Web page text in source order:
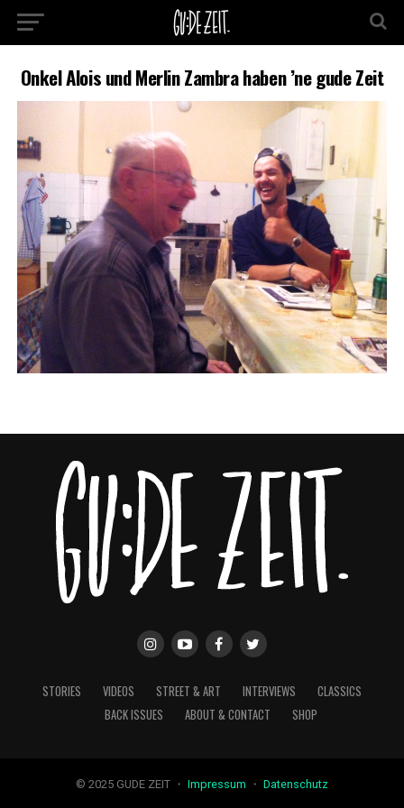
Onkel Alois und Merlin Zambra haben ’ne gude Zeit
STORIES VIDEOS STREET & ART INTERVIEWS
CLASSICS
BACK ISSUES
ABOUT & CONTACT SHOP
© 2025 GUDE ZEIT ・ Impressum ・ Datenschutz